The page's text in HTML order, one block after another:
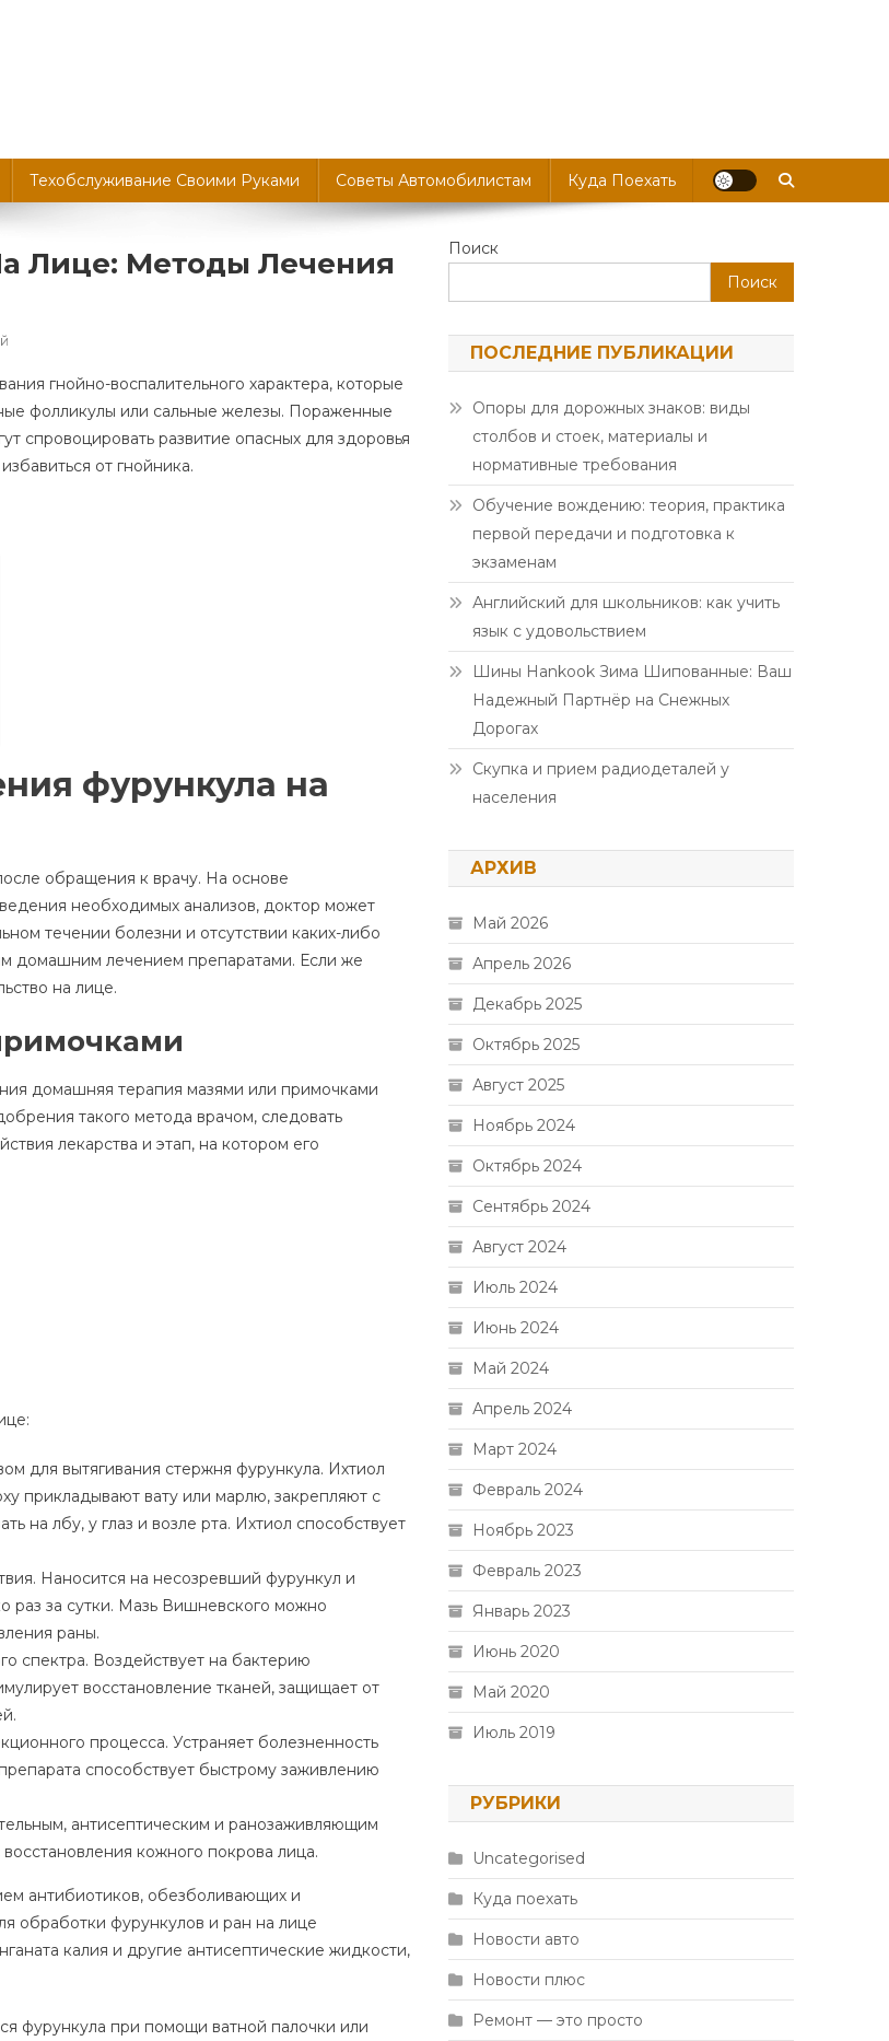
Техобслуживание Своими Руками Советы Автомобилистам Куда Поехать
Лице: Методы Лечения
Избавиться
От
Фурункул
На
гнойно-воспалительного характера, которые
фолликулы или сальные железы. Пораженные
спровоцировать развитие опасных для здоровья
от гнойника.
фурункула на
обращения к врачу. На основе
необходимых анализов, доктор может
течении болезни и отсутствии каких-либо
домашним лечением препаратами. Если же
на лице.
домашняя терапия мазями или примочками
такого метода врачом, следовать
лекарства и этап, на котором его
для вытягивания стержня фурункула. Ихтиол
прикладывают вату или марлю, закрепляют с
на лбу, у глаз и возле рта. Ихтиол способствует
Наносится на несозревший фурункул и
раз за сутки. Мазь Вишневского можно
раны.
спектра. Воздействует на бактерию
восстановление тканей, защищает от
процесса. Устраняет болезненность
способствует быстрому заживлению
антисептическим и ранозаживляющим
кожного покрова лица.
антибиотиков, обезболивающих и
обработки фурункулов и ран на лице
калия и другие антисептические жидкости,
фурункула при помощи ватной палочки или
Поиск
Поиск
ПОСЛЕДНИЕ ПУБЛИКАЦИИ
Опоры для дорожных знаков: виды
столбов и стоек, материалы и
нормативные требования
Обучение вождению: теория, практика
первой передачи и подготовка к
экзаменам
Английский для школьников: как учить
язык с удовольствием
Шины Hankook Зима Шипованные: Ваш
Надежный Партнёр на Снежных
Дорогах
Скупка и прием радиодеталей у
населения
АРХИВ
Май 2026
Апрель 2026
Декабрь 2025
Октябрь 2025
Август 2025
Ноябрь 2024
Октябрь 2024
Сентябрь 2024
Август 2024
Июль 2024
Июнь 2024
Май 2024
Апрель 2024
Март 2024
Февраль 2024
Ноябрь 2023
Февраль 2023
Январь 2023
Июнь 2020
Май 2020
Июль 2019
РУБРИКИ
Uncategorised
Куда поехать
Новости авто
Новости плюс
Ремонт — это просто